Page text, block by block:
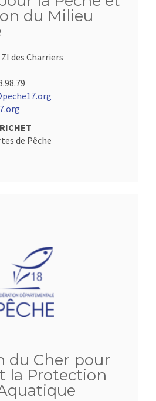
du Milieu
des Charriers
de Pêche
du Cher pour
la Protection